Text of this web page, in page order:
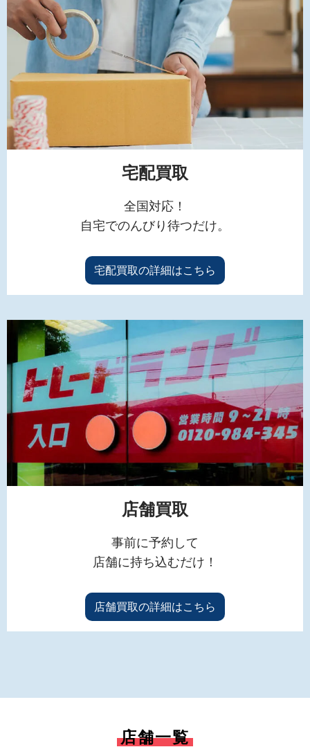
宅配買取
全国対応！
自宅でのんびり待つだけ。
宅配買取の詳細はこちら
店舗買取
事前に予約して
店舗に持ち込むだけ！
店舗買取の詳細はこちら
店舗一覧